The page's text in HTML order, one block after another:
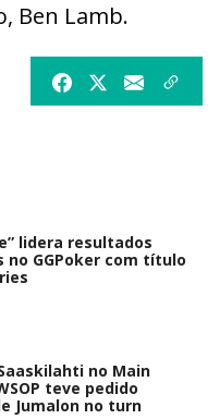
Ben Lamb.
lidera resultados
no GGPoker com título
no Main
teve pedido
Jumalon no turn